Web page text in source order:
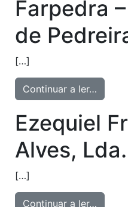
Atingiu o
Para ver e editar a
VER
Farpedra
de
[…]
Continuar a ler…
Ezequiel
Alves, Lda.
[…]
Continuar a ler…